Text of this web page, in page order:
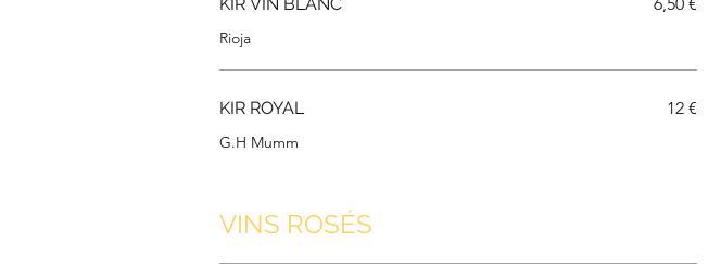
Rioja
KIR ROYAL 12 €
VINS ROSÉS